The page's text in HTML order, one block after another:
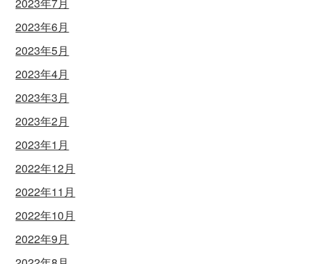
2023年7月
2023年6月
2023年5月
2023年4月
2023年3月
2023年2月
2023年1月
2022年12月
2022年11月
2022年10月
2022年9月